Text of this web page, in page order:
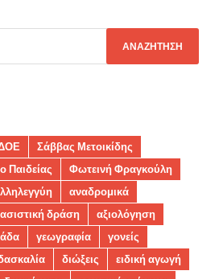
Σάββας Μετοικίδης
Παιδείας
Φωτεινή Φραγκούλη
αναδρομικά
δράση
αξιολόγηση
γεωγραφία
γονείς
διώξεις
ειδική αγωγή